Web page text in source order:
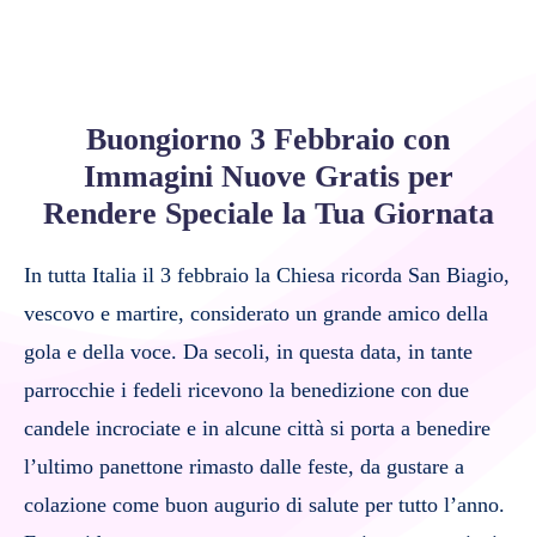
Buongiorno 3 Febbraio con
Immagini Nuove Gratis per
Rendere Speciale la Tua Giornata
In tutta Italia il 3 febbraio la Chiesa ricorda San Biagio,
vescovo e martire, considerato un grande amico della
gola e della voce. Da secoli, in questa data, in tante
parrocchie i fedeli ricevono la benedizione con due
candele incrociate e in alcune città si porta a benedire
l’ultimo panettone rimasto dalle feste, da gustare a
colazione come buon augurio di salute per tutto l’anno.